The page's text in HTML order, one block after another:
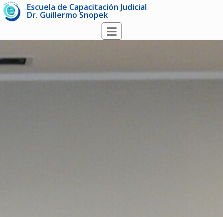
Escuela de Capacitación Judicial
Dr. Guillermo Snopek